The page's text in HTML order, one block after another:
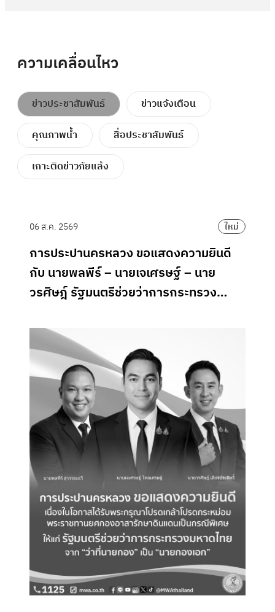
ความเคลื่อนไหว
ข่าวประชาสัมพันธ์
ข่าวแจ้งเตือน
คุณภาพน้ำ
สื่อประชาสัมพันธ์
เกาะติดข่าวภัยแล้ง
06 ส.ค. 2569 ใหม่
การประปานครหลวง ขอแสดงความยินดี
กับ นายพลพีร์ – นายเจเศรษฐ์ – นาย
วรศิษฎ์ รัฐมนตรีช่วยว่าการกระทรวง
เกล้าโปรดกระหม่อม พระราชทานยศกอง
อาสารักษาดินแดนเป็นกรณีพิเศษ จาก
“ว่าที่นายกอง” เป็น “นายกองเอก”